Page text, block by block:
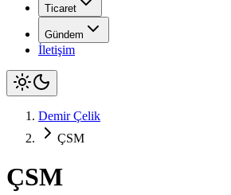
Ticaret
Gündem
İletişim
Demir Çelik
ÇSM
ÇSM